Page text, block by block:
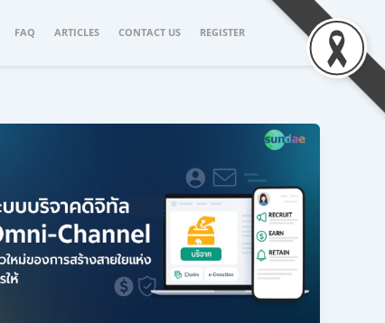
FAQ ARTICLES CONTACT US REGISTER